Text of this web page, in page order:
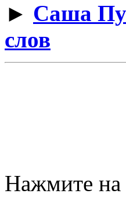
► Саша
слов
Нажмите на